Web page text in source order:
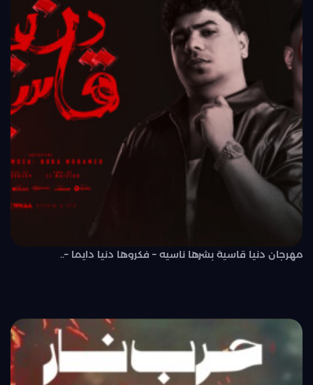
مهرجان دنيا قاسية بشرها ناسيه – فكروها دنيا دايما –..